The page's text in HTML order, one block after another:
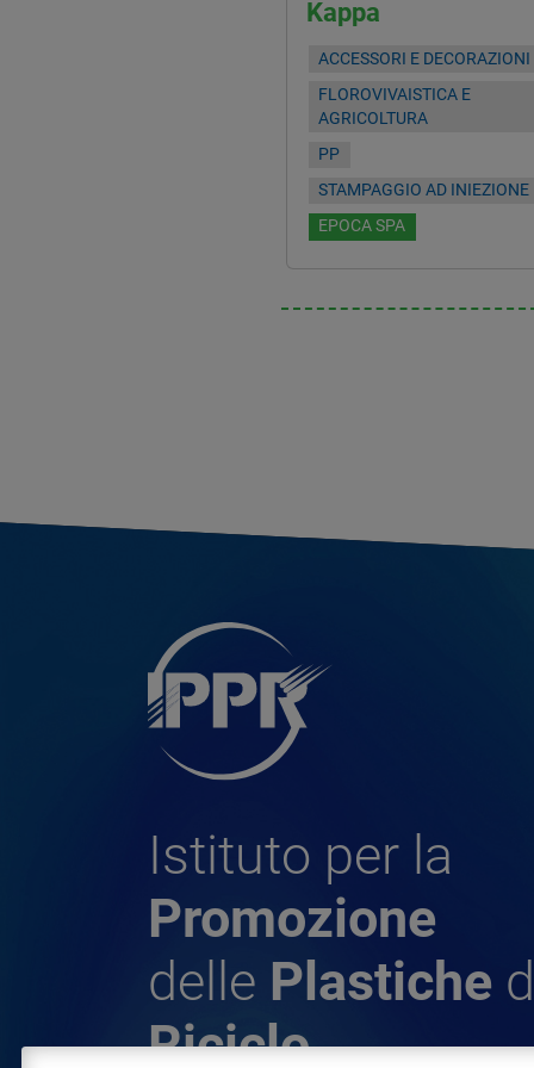
Kappa
ACCESSORI E DECORAZIONI
FLOROVIVAISTICA E
AGRICOLTURA
PP
STAMPAGGIO AD INIEZIONE
EPOCA SPA
Istituto per la
Promozione
delle Plastiche
Riciclo